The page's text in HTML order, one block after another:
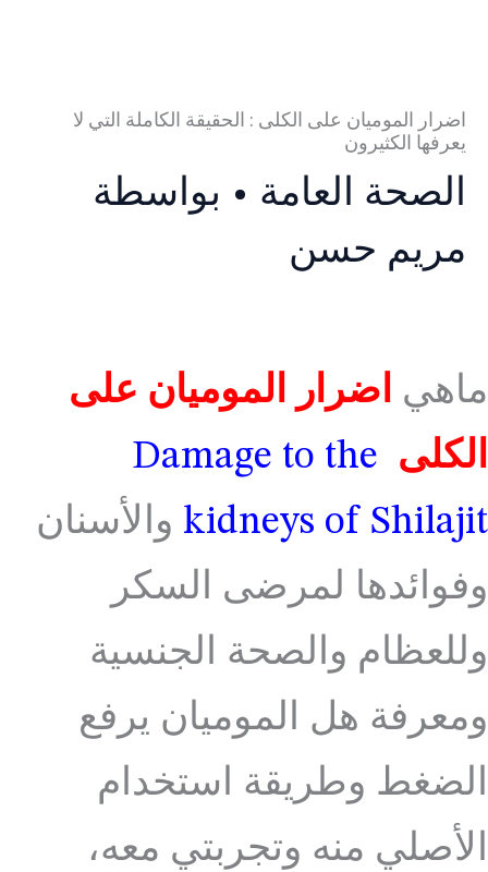
اضرار الموميان على الكلى : الحقيقة الكاملة التي لا
يعرفها الكثيرون
الصحة العامة • بواسطة
مريم حسن
ماهي اضرار الموميان على
الكلى Damage to the
kidneys of Shilajit والأسنان
وفوائدها لمرضى السكر
وللعظام والصحة الجنسية
ومعرفة هل الموميان يرفع
الضغط وطريقة استخدام
الأصلي منه وتجربتي معه،